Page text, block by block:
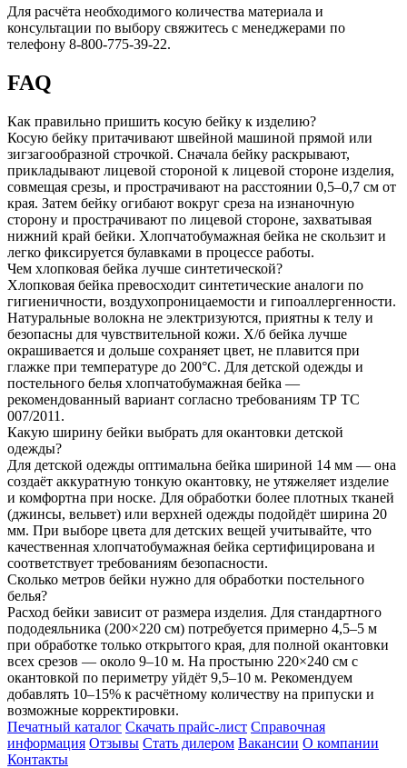
Для расчёта необходимого количества материала и
консультации по выбору свяжитесь с менеджерами по
телефону 8-800-775-39-22.
FAQ
Как правильно пришить косую бейку к изделию?
Косую бейку притачивают швейной машиной прямой или
зигзагообразной строчкой. Сначала бейку раскрывают,
прикладывают лицевой стороной к лицевой стороне изделия,
совмещая срезы, и прострачивают на расстоянии 0,5–0,7 см от
края. Затем бейку огибают вокруг среза на изнаночную
сторону и прострачивают по лицевой стороне, захватывая
нижний край бейки. Хлопчатобумажная бейка не скользит и
легко фиксируется булавками в процессе работы.
Чем хлопковая бейка лучше синтетической?
Хлопковая бейка превосходит синтетические аналоги по
гигиеничности, воздухопроницаемости и гипоаллергенности.
Натуральные волокна не электризуются, приятны к телу и
безопасны для чувствительной кожи. Х/б бейка лучше
окрашивается и дольше сохраняет цвет, не плавится при
глажке при температуре до 200°C. Для детской одежды и
постельного белья хлопчатобумажная бейка —
рекомендованный вариант согласно требованиям ТР ТС
007/2011.
Какую ширину бейки выбрать для окантовки детской
одежды?
Для детской одежды оптимальна бейка шириной 14 мм — она
создаёт аккуратную тонкую окантовку, не утяжеляет изделие
и комфортна при носке. Для обработки более плотных тканей
(джинсы, вельвет) или верхней одежды подойдёт ширина 20
мм. При выборе цвета для детских вещей учитывайте, что
качественная хлопчатобумажная бейка сертифицирована и
соответствует требованиям безопасности.
Сколько метров бейки нужно для обработки постельного
белья?
Расход бейки зависит от размера изделия. Для стандартного
пододеяльника (200×220 см) потребуется примерно 4,5–5 м
при обработке только открытого края, для полной окантовки
всех срезов — около 9–10 м. На простыню 220×240 см с
окантовкой по периметру уйдёт 9,5–10 м. Рекомендуем
добавлять 10–15% к расчётному количеству на припуски и
возможные корректировки.
Печатный каталог Скачать прайс-лист Справочная
информация Отзывы Стать дилером Вакансии О компании
Контакты